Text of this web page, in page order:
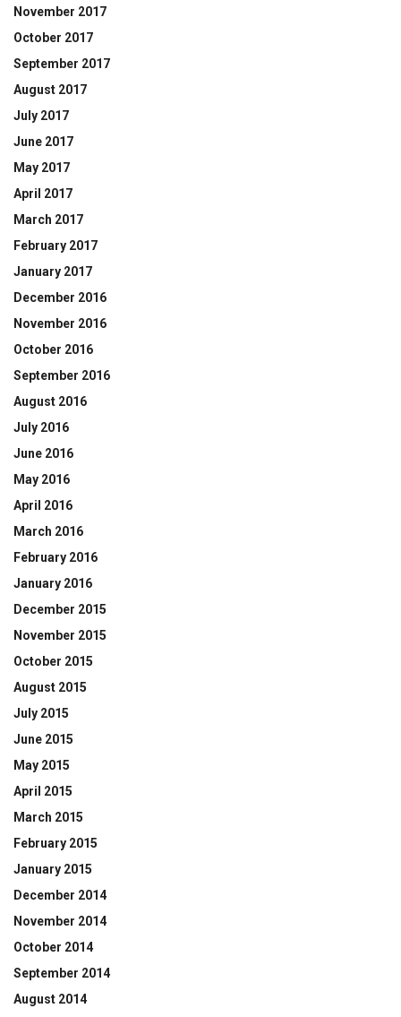
November 2017
October 2017
September 2017
August 2017
July 2017
June 2017
May 2017
April 2017
March 2017
February 2017
January 2017
December 2016
November 2016
October 2016
September 2016
August 2016
July 2016
June 2016
May 2016
April 2016
March 2016
February 2016
January 2016
December 2015
November 2015
October 2015
August 2015
July 2015
June 2015
May 2015
April 2015
March 2015
February 2015
January 2015
December 2014
November 2014
October 2014
September 2014
August 2014